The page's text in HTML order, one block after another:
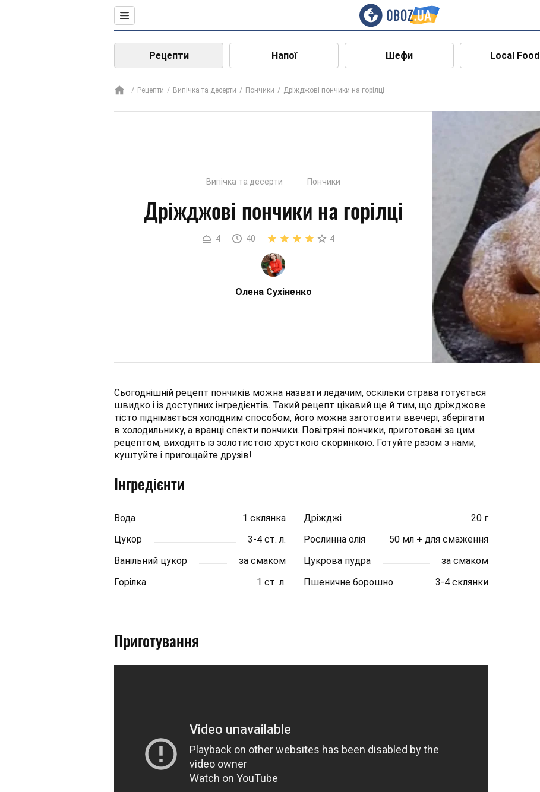
Рецепти Напої Шефи Local Food
Рецепти Випічка та десерти Пончики Дріжджові пончики на горілці
Випічка та десерти Пончики
Дріжджові пончики на горілці
4 40 4
Олена Сухіненко
Сьогоднішній рецепт пончиків можна назвати ледачим, оскільки страва готується
швидко і із доступних інгредієнтів. Такий рецепт цікавий ще й тим, що дріжджове
тісто піднімається холодним способом, його можна заготовити ввечері, зберігати
в холодильнику, а вранці спекти пончики. Повітряні пончики, приготовані за цим
рецептом, виходять із золотистою хрусткою скоринкою. Готуйте разом з нами,
куштуйте і пригощайте друзів!
Інгредієнти
Вода 1 склянка Дріжджі
20 г
Цукор
3-4 ст. л. Рослинна олія
50 мл + для смаження
Ванільний цукор
за смаком Цукрова пудра
за смаком
Горілка
1 ст. л. Пшеничне борошно 3-4 склянки
Приготування